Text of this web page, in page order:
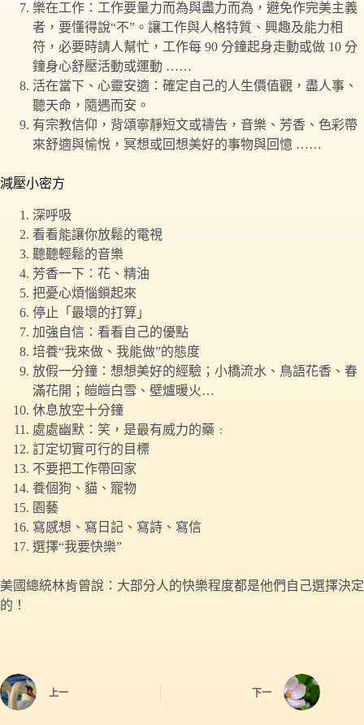
樂在工作：工作要量力而為與盡力而為，避免作完美主義
者，要懂得說“不”。讓工作與人格特質、興趣及能力相
符，必要時請人幫忙，工作每 90 分鐘起身走動或做 10 分
鐘身心舒壓活動或運動 ……
活在當下、心靈安適：確定自己的人生價值觀，盡人事、
聽天命，隨遇而安。
有宗教信仰，背頌寧靜短文或禱告，音樂、芳香、色彩帶
來舒適與愉悅，冥想或回想美好的事物與回憶 ……
減壓小密方
深呼吸
看看能讓你放鬆的電視
聽聽輕鬆的音樂
芳香一下：花、精油
把憂心煩惱鎖起來
停止「最壞的打算」
加強自信：看看自己的優點
培養“我來做、我能做”的態度
放假一分鐘：想想美好的經驗；小橋流水、鳥語花香、春
滿花開；皚皚白雪、壁爐暖火…
休息放空十分鐘
處處幽默：笑，是最有威力的藥﹕
訂定切實可行的目標
不要把工作帶回家
養個狗、貓、寵物
園藝
寫感想、寫日記、寫詩、寫信
選擇“我要快樂”
美國總統林肯曾說：大部分人的快樂程度都是他們自己選擇決定
的！
上一 下一